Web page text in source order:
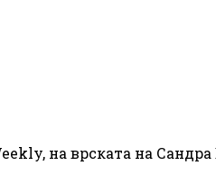
на врската на